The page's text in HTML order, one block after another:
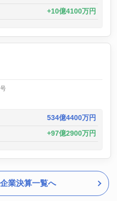
10億4100万円
534億4400万円
97億2900万円
業決算一覧へ